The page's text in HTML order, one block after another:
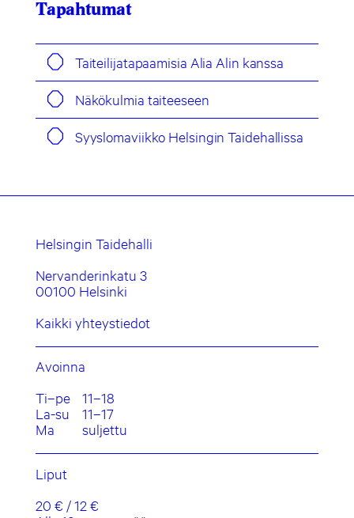
Tapahtumat
Taiteilijatapaamisia Alia Alin kanssa
Näkökulmia taiteeseen
Syyslomaviikko Helsingin Taidehallissa
Helsingin Taidehalli
Nervanderinkatu 3
00100 Helsinki
Kaikki yhteystiedot
Avoinna
Ti–pe
11–18
La-su
11–17
Ma
suljettu
Liput
20 € / 12 €